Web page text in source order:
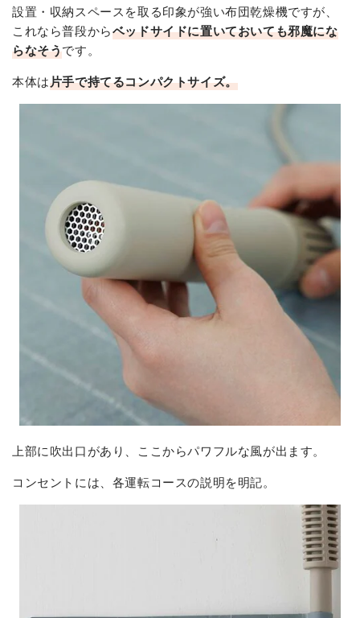
設置・収納スペースを取る印象が強い布団乾燥機ですが、
これなら普段からベッドサイドに置いておいても邪魔にな
らなそうです。
本体は片手で持てるコンパクトサイズ。
上部に吹出口があり、ここからパワフルな風が出ます。
コンセントには、各運転コースの説明を明記。